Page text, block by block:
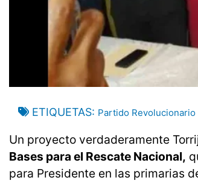
ETIQUETAS Partido
Un proyecto verdaderamente
Bases para el Rescate Nacional,
para Presidente en las primarias